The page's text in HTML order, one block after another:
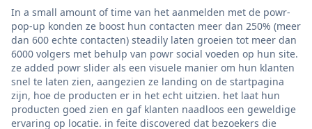
In a small amount of time van het aanmelden met de powr-
pop-up konden ze boost hun contacten meer dan 250% (meer
dan 600 echte contacten) steadily laten groeien tot meer dan
6000 volgers met behulp van powr social voeden op hun site.
ze added powr slider als een visuele manier om hun klanten
snel te laten zien, aangezien ze landing on de startpagina
zijn, hoe de producten er in het echt uitzien. het laat hun
producten goed zien en gaf klanten naadloos een geweldige
ervaring op locatie. in feite discovered dat bezoekers die